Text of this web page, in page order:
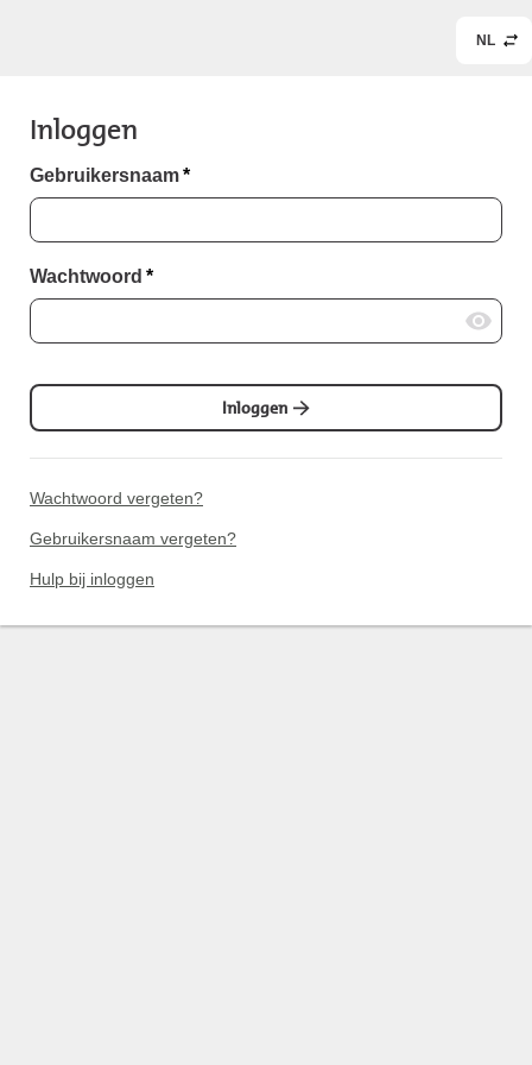
NL
Inloggen
Gebruikersnaam*
Wachtwoord *
Inloggen
Wachtwoord vergeten?
Gebruikersnaam vergeten?
Hulp bij inloggen